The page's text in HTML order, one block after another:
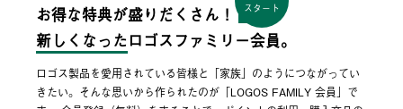
お得な特典が盛りだくさん！
スタート
新しくなった ロゴスファミリー会員。
ロゴス製品を愛用されている皆様と「家族」のようにつながってい
きたい。そんな思いから作られたのが「LOGOS FAMILY 会員」で